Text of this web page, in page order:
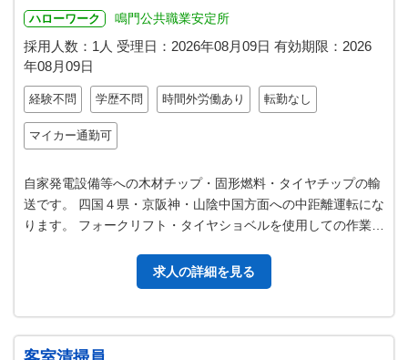
ハローワーク 鳴門公共職業安定所
採用人数：1人 受理日： 2026年08月09日 有効期限： 2026
年08月09日
経験不問 学歴不問 時間外労働あり 転勤なし
マイカー通勤可
自家発電設備等への木材チップ・固形燃料・タイヤチップの輸
送です。 四国４県・京阪神・山陰中国方面への中距離運転にな
ります。 フォークリフト・タイヤショベルを使用しての作業の
求人の詳細を見る